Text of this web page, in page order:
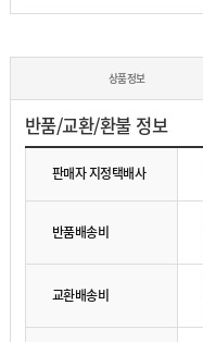
상품정보
반품/교환/환불 정보
판매자 지정택배사
반품배송비
교환배송비